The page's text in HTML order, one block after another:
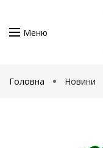
Меню
Головна Новини